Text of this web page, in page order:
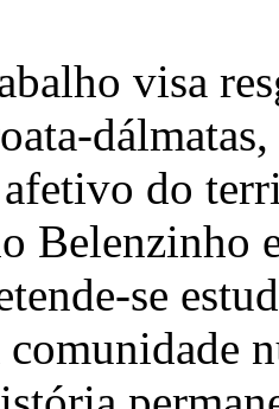
visa
do
Belenzinho
se